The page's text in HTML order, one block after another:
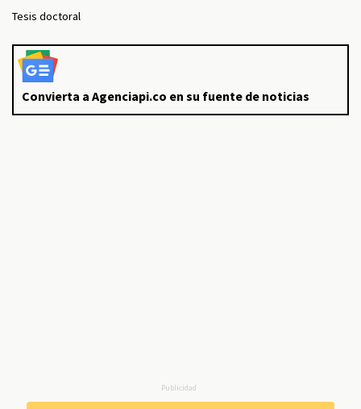
Tesis doctoral
Convierta a Agenciapi.co en su fuente de noticias
Publicidad